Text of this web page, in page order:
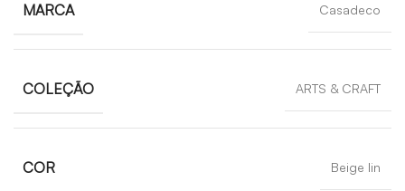
MARCA Casadeco
COLEÇÃO ARTS & CRAFT
COR Beige lin